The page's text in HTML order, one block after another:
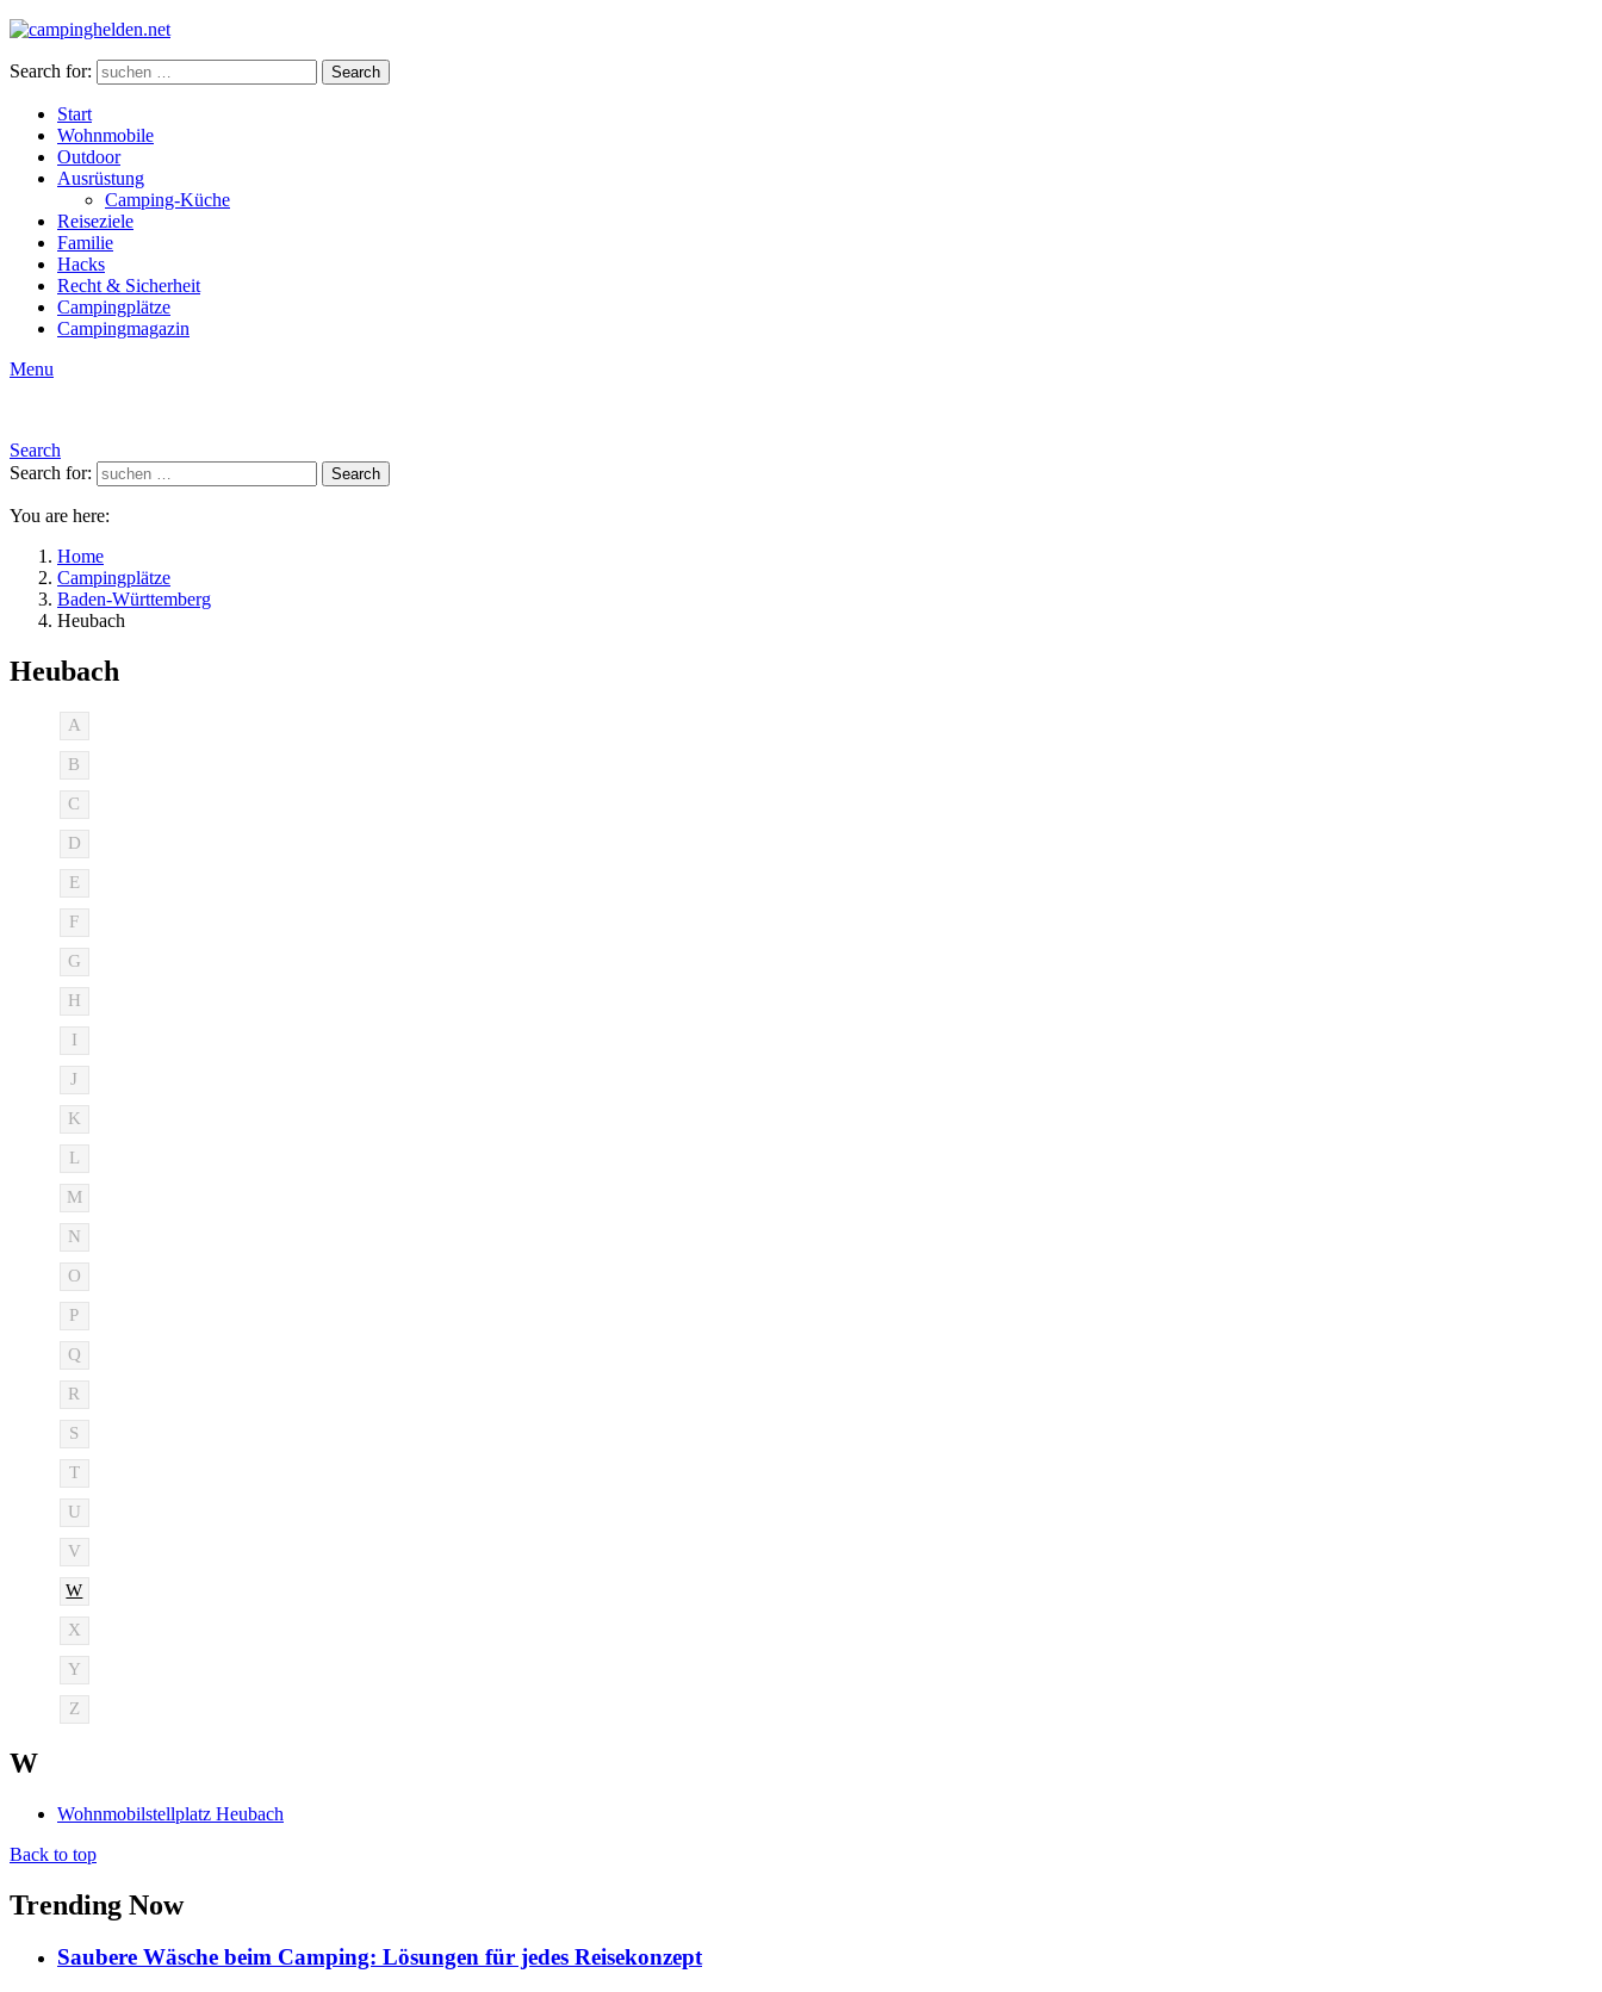
Search for: Search
Start
Wohnmobile
Outdoor
Ausrüstung
Camping-Küche
Reiseziele
Familie
Hacks
Recht & Sicherheit
Campingplätze
Campingmagazin
Menu
Search
Search for:
Search
You are here:
Home
Campingplätze
Baden-Württemberg
Heubach
Heubach
A
B
C
D
E
F
G
H
I
J
K
L
M
N
O
P
Q
R
S
T
U
V
W
X
Y
Z
W
Wohnmobilstellplatz Heubach
Back to top
Trending Now
Saubere Wäsche beim Camping: Lösungen für jedes Reisekonzept